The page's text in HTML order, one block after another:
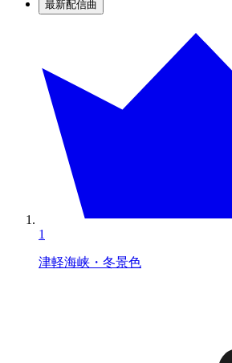
最新配信曲
1
津軽海峡・冬景色